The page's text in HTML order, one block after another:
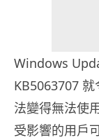
Windows
KB5063707
法變得無法使
受影響的用戶